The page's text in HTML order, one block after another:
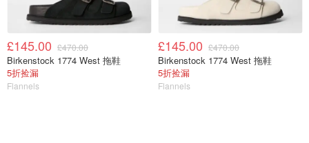
£145.00 £470.00
Birkenstock 1774 West 拖鞋
5折捡漏
Flannels
£145.00 £470.00
Birkenstock 1774 West 拖鞋
5折捡漏
Flannels